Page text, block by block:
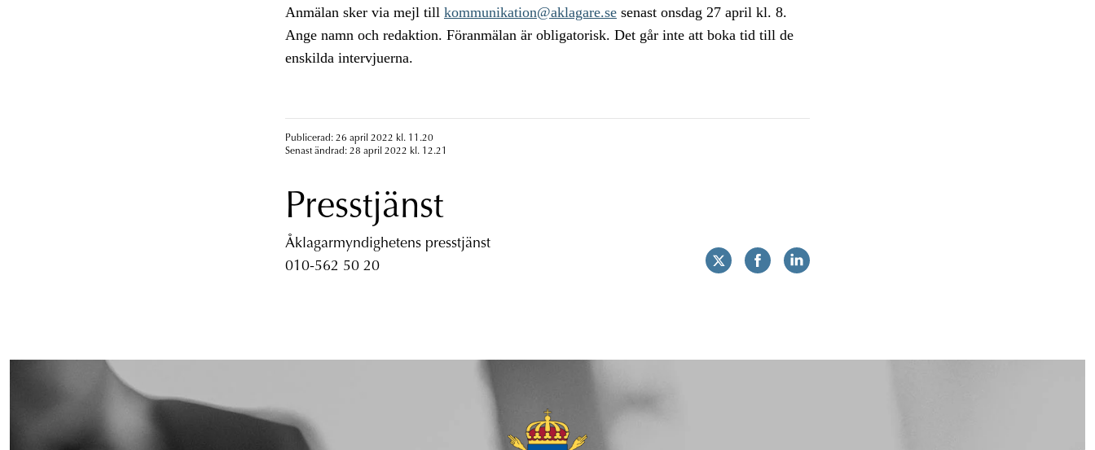
Anmälan sker via mejl till kommunikation@aklagare.sesenast onsdag 27 april kl. 8.
Ange namn och redaktion. Föranmälan är obligatorisk. Det går inte att boka tid till de
enskilda intervjuerna.
Publicerad: 26 april 2022 kl. 11.20
Senast ändrad: 28 april 2022 kl. 12.21
Presstjänst
Åklagarmyndighetens presstjänst
010-562 50 20